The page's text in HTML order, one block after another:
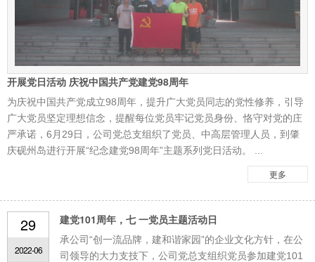
开展党日活动 庆祝中国共产党建党98周年
为庆祝中国共产党成立98周年，提升广大党员同志的党性修养，引导
广大党员坚定理想信念，提醒每位党员牢记党员身份、恪守对党的庄
严承诺，6月29日，公司党总支组织了党员、中高层管理人员，到肇
庆砚州岛进行开展“纪念建党98周年”主题系列党日活动。 ...
更多
29
2022-06
建党101周年，七 一党员主题活动日
承公司“创一流品牌，建和谐家园”的企业文化方针，在公
司领导的大力支技下，公司党总支组织党员参加建党101